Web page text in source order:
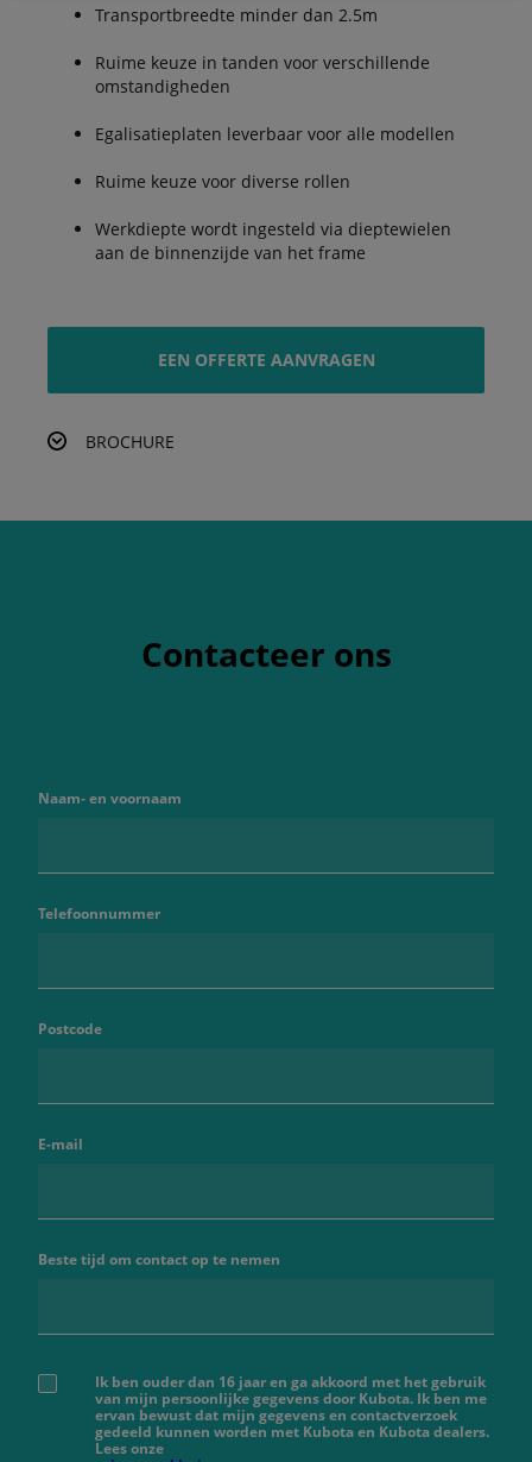
Transportbreedte minder dan 2.5m
Ruime keuze in tanden voor verschillende
omstandigheden
Egalisatieplaten leverbaar voor alle modellen
Ruime keuze voor diverse rollen
Werkdiepte wordt ingesteld via dieptewielen
aan de binnenzijde van het frame
EEN OFFERTE AANVRAGEN
BROCHURE
Contacteer ons
Naam- en voornaam
Telefoonnummer
Postcode
E-mail
Beste tijd om contact op te nemen
Ik ben ouder dan 16 jaar en ga akkoord met het gebruik
van mijn persoonlijke gegevens door Kubota. Ik ben me
ervan bewust dat mijn gegevens en contactverzoek
gedeeld kunnen worden met Kubota en Kubota dealers.
Lees onze